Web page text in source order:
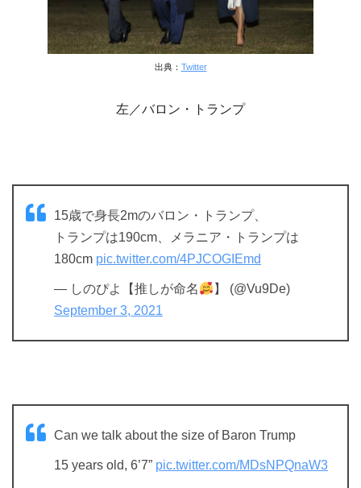
出典： Twitter
左／バロン・トランプ
15歳で身長2mのバロン・トランプ、
トランプは190cm、メラニア・トランプは
180cm pic.twitter.com/4PJCOGIEmd
— しのぴよ【推しが命名
】 (@Vu9De)
September 3, 2021
Can we talk about the size of Baron Trump
15 years old, 6’7” pic.twitter.com/MDsNPQnaW3